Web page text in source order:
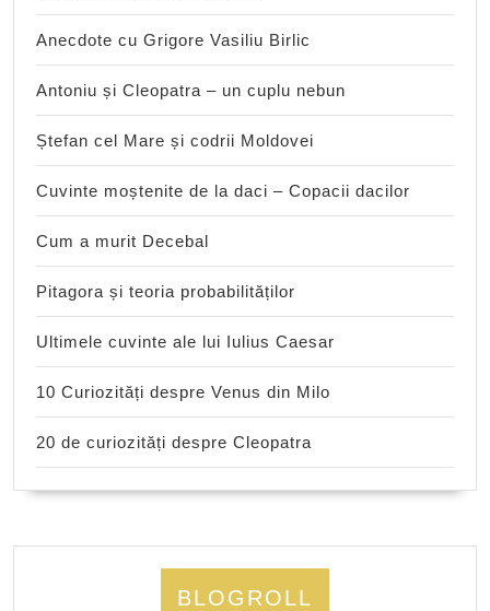
Anecdote cu Grigore Vasiliu Birlic
Antoniu și Cleopatra – un cuplu nebun
Ștefan cel Mare și codrii Moldovei
Cuvinte moștenite de la daci – Copacii dacilor
Cum a murit Decebal
Pitagora și teoria probabilităților
Ultimele cuvinte ale lui Iulius Caesar
10 Curiozități despre Venus din Milo
20 de curiozități despre Cleopatra
BLOGROLL